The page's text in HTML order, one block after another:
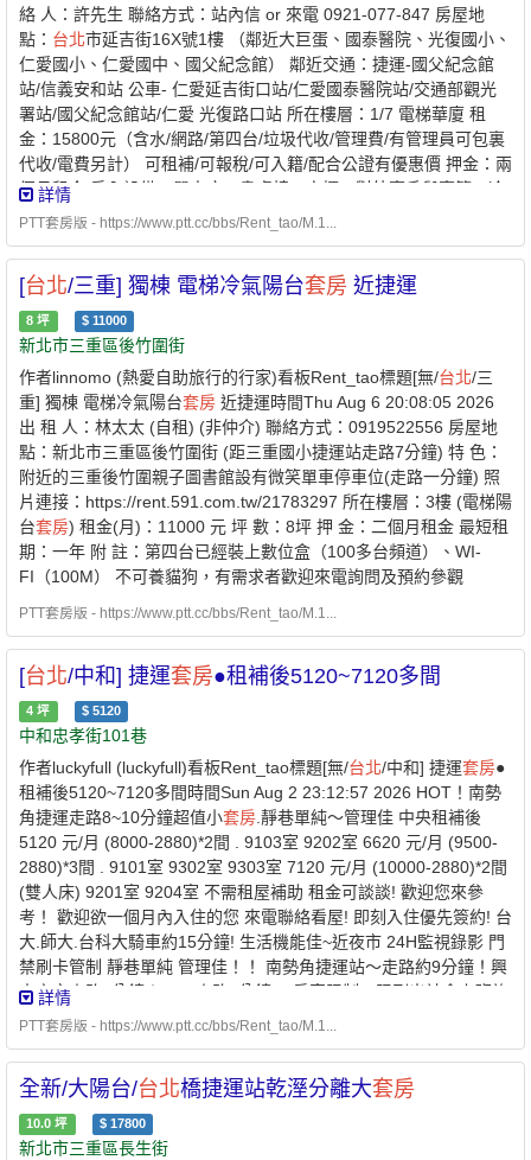
絡 人：許先生 聯絡方式：站內信 or 來電 0921-077-847 房屋地
點： 台北市延吉街16X號1樓 （鄰近大巨蛋、國泰醫院、光復國小、
仁愛國小、仁愛國中、國父紀念館） 鄰近交通：捷運-國父紀念館
站/信義安和站 公車- 仁愛延吉街口站/仁愛國泰醫院站/交通部觀光
署站/國父紀念館站/仁愛 光復路口站 所在樓層：1/7 電梯華廈 租
金：15800元（含水/網路/第四台/垃圾代收/管理費/有管理員可包裏
代收/電費另計） 可租補/可報稅/可入籍/配合公證有優惠價 押金：兩
個月租金 房內設備：單人床、書桌椅、衣櫃、對外窗戶與窗簾、冷
氣機、獨立電表、無限網路wifi 。 衛浴：淋浴龍頭、馬桶、洗臉
付費) 格局坪數：5坪，格局方正。 隔間材質：水泥磚牆，對外大窗
戶，獨立安靜。（附照片） 能否接受寵物：否 參考圖片：
https://drive.google.com/drive/folders/
詳情
PTT套房版 - https://www.ptt.cc/bbs/Rent_tao/M.1...
[台北/三重] 獨棟 電梯冷氣陽台套房 近捷運
8 坪 $ 11000
新北市三重區後竹圍街
作者linnomo (熱愛自助旅行的行家)看板Rent_tao標題[無/台北/三
重] 獨棟 電梯冷氣陽台套房 近捷運時間Thu Aug 6 20:08:05 2026
出 租 人：林太太 (自租) (非仲介) 聯絡方式：0919522556 房屋地
點：新北市三重區後竹圍街 (距三重國小捷運站走路7分鐘) 特 色：
附近的三重後竹圍親子圖書館設有微笑單車停車位(走路一分鐘) 照
片連接：https://rent.591.com.tw/21783297 所在樓層：3樓 (電梯陽
台套房) 租金(月)：11000 元 坪 數：8坪 押 金：二個月租金 最短租
期：一年 附 註：第四台已經裝上數位盒（100多台頻道）、WI-
FI（100M） 不可養貓狗，有需求者歡迎來電詢問及預約參觀
PTT套房版 - https://www.ptt.cc/bbs/Rent_tao/M.1...
[台北/中和] 捷運套房●租補後5120~7120多間
4 坪 $ 5120
中和忠孝街101巷
作者luckyfull (luckyfull)看板Rent_tao標題[無/台北/中和] 捷運套房●
租補後5120~7120多間時間Sun Aug 2 23:12:57 2026 HOT！南勢
角捷運走路8~10分鐘超值小套房.靜巷單純～管理佳 中央租補後
5120 元/月 (8000-2880)*2間 . 9103室 9202室 6620 元/月 (9500-
2880)*3間 . 9101室 9302室 9303室 7120 元/月 (10000-2880)*2間
(雙人床) 9201室 9204室 不需租屋補助 租金可談談! 歡迎您來參
考！ 歡迎欲一個月內入住的您 來電聯絡看屋! 即刻入住優先簽約! 台
大.師大.台科大騎車約15分鐘! 生活機能佳~近夜市 24H監視錄影 門
禁刷卡管制 靜巷單純 管理佳！！ 南勢角捷運站～走路約9分鐘！興
南夜市走路3分鐘！7-11走路1分鐘～ 房客限制：限剛出社會上班族
及學生/歡迎能準時付房租的您入住。 租屋地點：中和忠孝街101巷
層 : 1F ~ 3F/共4F 透天屋 鄰近交通：興南夜市.走路3分鐘！7-11全
家.走路1分鐘！全聯社.美聯社走路4分鐘～ 每月租金：●租補後
5120 6620 7120 租期1年... 電費全年每度5.1元 水費每人100/月 租
屋押金：2個月 格局坪數：4-6 坪左右 隔間材質：水泥隔間
詳情
PTT套房版 - https://www.ptt.cc/bbs/Rent_tao/M.1...
全新/大陽台/台北橋捷運站乾溼分離大套房
10.0 坪 $ 17800
新北市三重區長生街